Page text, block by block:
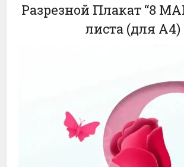
Разрезной Плакат “8
листа (для A4)